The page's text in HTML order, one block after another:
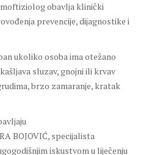
obavlja klinički
prevencije, dijagnostike i
ukoliko osoba ima otežano
sluzav, gnojni ili krvav
brzo zamaranje, kratak
BOJOVIĆ, specijalista
iskustvom u liječenju